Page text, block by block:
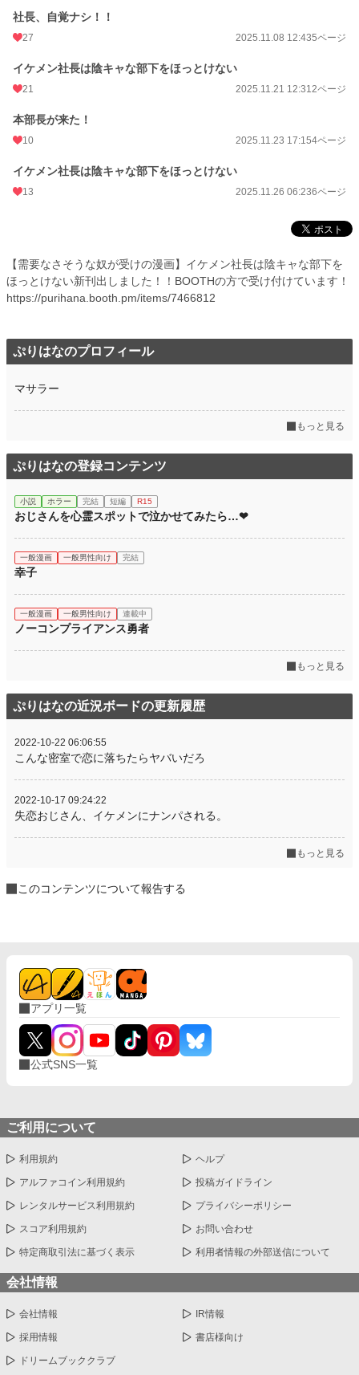
社長、自覚ナシ！！
27 2025.11.08 12:435ページ
イケメン社長は陰キャな部下をほっとけない
21 2025.11.21 12:312ページ
本部長が来た！
10 2025.11.23 17:154ページ
イケメン社長は陰キャな部下をほっとけない
13 2025.11.26 06:236ページ
【需要なさそうな奴が受けの漫画】イケメン社長は陰キャな部下を
ほっとけない新刊出しました！！BOOTHの方で受け付けています！
https://purihana.booth.pm/items/7466812
ぷりはなのプロフィール
マサラー
もっと見る
ぷりはなの登録コンテンツ
小説 ホラー 完結 短編 R15
おじさんを心霊スポットで泣かせてみたら…❤
一般漫画 一般男性向け 完結
幸子
一般漫画 一般男性向け 連載中
ノーコンプライアンス勇者
もっと見る
ぷりはなの近況ボードの更新履歴
2022-10-22 06:06:55
こんな密室で恋に落ちたらヤバいだろ
2022-10-17 09:24:22
失恋おじさん、イケメンにナンパされる。
もっと見る
このコンテンツについて報告する
アプリ一覧
公式SNS一覧
ご利用について
利用規約 ヘルプ
アルファコイン利用規約 投稿ガイドライン
レンタルサービス利用規約 プライバシーポリシー
スコア利用規約 お問い合わせ
特定商取引法に基づく表示 利用者情報の外部送信について
会社情報
会社情報 IR情報
採用情報 書店様向け
ドリームブッククラブ